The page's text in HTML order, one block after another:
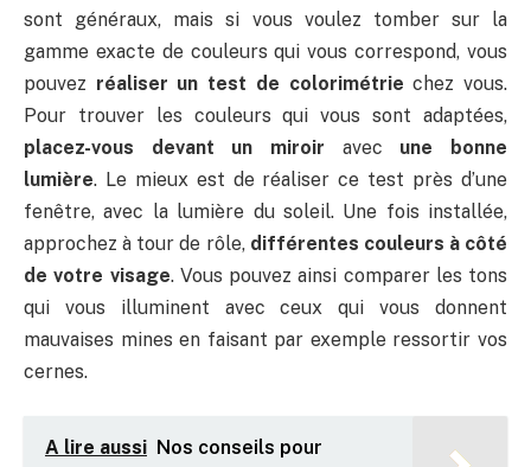
sont généraux, mais si vous voulez tomber sur la
gamme exacte de couleurs qui vous correspond, vous
pouvez réaliser un test de colorimétrie chez vous.
Pour trouver les couleurs qui vous sont adaptées,
placez-vous devant un miroir avec une bonne
lumière. Le mieux est de réaliser ce test près d’une
fenêtre, avec la lumière du soleil. Une fois installée,
approchez à tour de rôle,différentes couleurs à côté
de votre visage. Vous pouvez ainsi comparer les tons
qui vous illuminent avec ceux qui vous donnent
mauvaises mines en faisant par exemple ressortir vos
cernes.
A lire aussi Nos conseils pour